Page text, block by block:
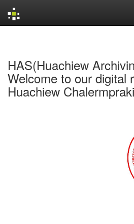
HAS(Huachiew
Welcome to our digital
Huachiew